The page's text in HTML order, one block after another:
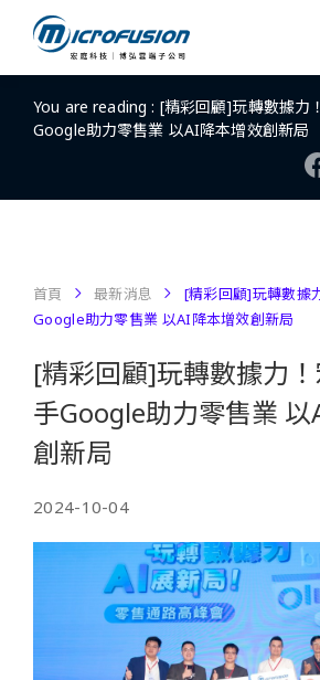
You are reading : [精彩回顧]玩轉數據力
Google助力零售業 以AI降本增效創新局
首頁 最新消息
[精彩回顧]玩轉數據
Google助力零售業 以AI降本增效創新局
[精彩回顧]玩轉數據力
手Google助力零售業
創新局
2024-10-04